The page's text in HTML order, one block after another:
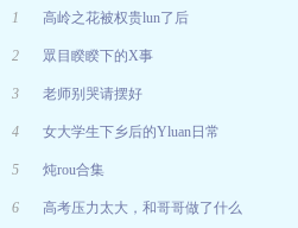
1 高岭之花被权贵lun了后
2 眾目睽睽下的X事
3 老师别哭请摆好
4 女大学生下乡后的Yluan日常
5 炖rou合集
6 高考压力太大，和哥哥做了什么